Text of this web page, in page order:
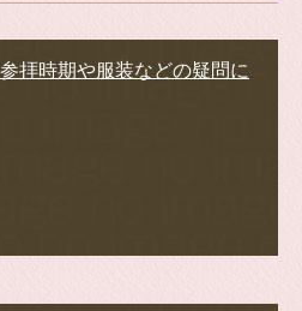
拝時期や服装などの疑問に